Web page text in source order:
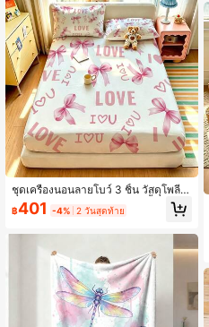
ด็กผู้หญิง, เด็กผู้ชาย และของตกแต่งห้อ
ง
ชุดเครื่องนอนลายโบว์ 3 ชิ้น วัสดุโพลีเอ
สเตอร์ สำหรับปลอกผ้านวม 1 ชิ้น + ปล
อกหมอน 2 ชิ้น ไม่มีไส้ใน เครื่องนอนดีไ
ผู้ใหญ่ วัยรุ่น คู่รัก ห้องนอน ห้องรับแขก
เตียงขนาดคิงไซส์ ของขวัญที่เหมาะสำ
หรับเพื่อนและครอบครัว
฿401 -4% 2 วันสุดท้าย